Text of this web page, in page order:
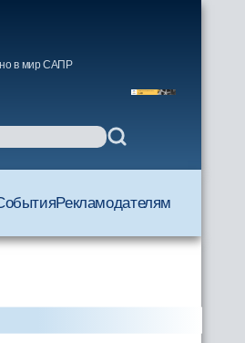
в мир САПР
Рекламодателям